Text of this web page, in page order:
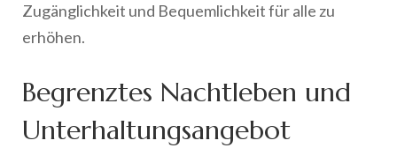
Zugänglichkeit und Bequemlichkeit für alle zu
erhöhen.
Begrenztes Nachtleben und
Unterhaltungsangebot